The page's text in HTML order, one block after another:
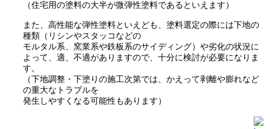
（住宅用の塗料の大半が微弾性塗料であるといえます）
また、高性能な弾性塗料といえども、塗料選定の際には下地の
種類（リシンやスタッコなどの
モルタル系、窯業系や鉄板系のサイディング）や劣化の状況に
よって、適、不適がありますので、十分に検討が必要になりま
す。
（下地調整・下塗りの施工次第では、かえって剥離や膨れなど
の重大なトラブルを
発生しやすくなる可能性もあります）